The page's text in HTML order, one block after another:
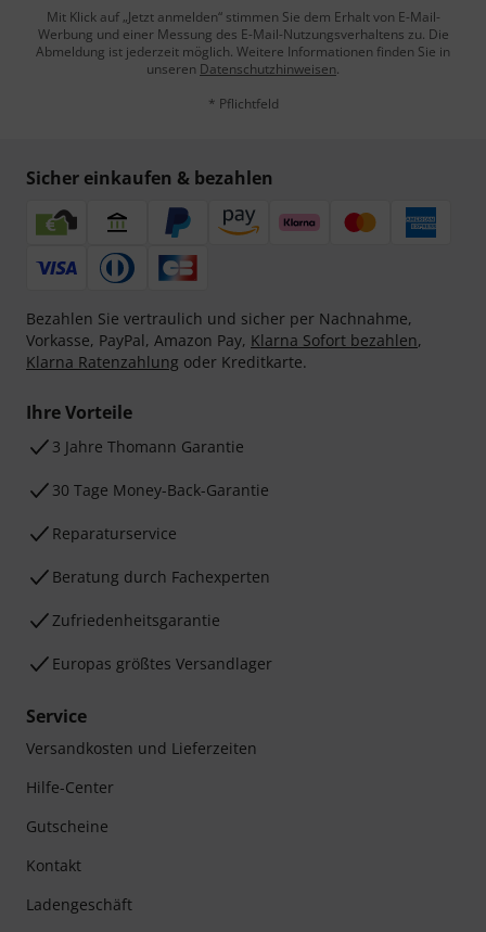
Mit Klick auf „Jetzt anmelden“ stimmen Sie dem Erhalt von E-Mail-
Werbung und einer Messung des E-Mail-Nutzungsverhaltens zu. Die
Abmeldung ist jederzeit möglich. Weitere Informationen finden Sie in
unseren Datenschutzhinweisen.
* Pflichtfeld
Sicher einkaufen & bezahlen
Bezahlen Sie vertraulich und sicher per Nachnahme,
Vorkasse, PayPal, Amazon Pay, Klarna Sofort bezahlen,
Klarna Ratenzahlung oder Kreditkarte.
Ihre Vorteile
3 Jahre Thomann Garantie
30 Tage Money-Back-Garantie
Reparaturservice
Beratung durch Fachexperten
Zufriedenheitsgarantie
Europas größtes Versandlager
Service
Versandkosten und Lieferzeiten
Hilfe-Center
Gutscheine
Kontakt
Ladengeschäft